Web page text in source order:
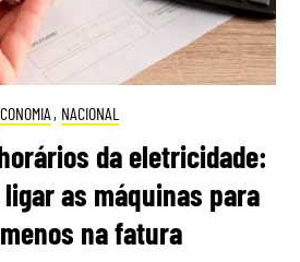
, NACIONAL
da eletricidade:
as máquinas para
na fatura